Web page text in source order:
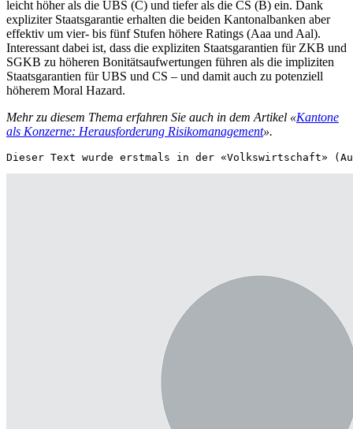
leicht höher als die UBS (C) und tiefer als die CS (B) ein. Dank
expliziter Staatsgarantie erhalten die beiden Kantonalbanken aber
effektiv um vier- bis fünf Stufen höhere Ratings (Aaa und Aal).
Interessant dabei ist, dass die expliziten Staatsgarantien für ZKB und
SGKB zu höheren Bonitätsaufwertungen führen als die impliziten
Staatsgarantien für UBS und CS – und damit auch zu potenziell
höherem Moral Hazard.
Mehr zu diesem Thema erfahren Sie auch in dem Artikel «Kantone
als Konzerne: Herausforderung Risikomanagement».
Dieser Text wurde erstmals in der «Volkswirtschaft»